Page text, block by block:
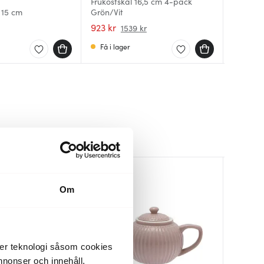
Om
teknologi såsom cookies
och innehåll,
cm
Grön/Vit
923 kr 1539 kr
Få i lager